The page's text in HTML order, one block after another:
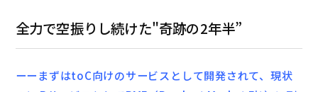
全力で空振りし続けた"奇跡の2年半”
ーーまずはtoC向けのサービスとして開発されて、現状